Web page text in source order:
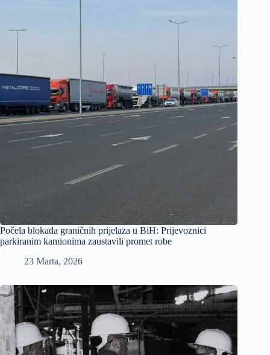
Počela blokada graničnih prijelaza u BiH: Prijevoznici
parkiranim kamionima zaustavili promet robe
23 Marta, 2026